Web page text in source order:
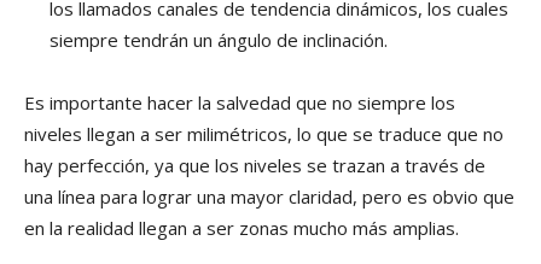
los llamados canales de tendencia dinámicos, los cuales
siempre tendrán un ángulo de inclinación.
Es importante hacer la salvedad que no siempre los
niveles llegan a ser milimétricos, lo que se traduce que no
hay perfección, ya que los niveles se trazan a través de
una línea para lograr una mayor claridad, pero es obvio que
en la realidad llegan a ser zonas mucho más amplias.